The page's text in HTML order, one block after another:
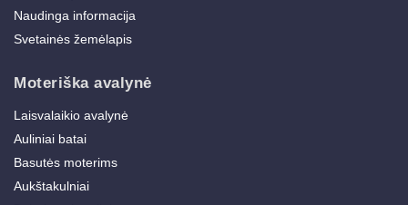
Naudinga informacija
Svetainės žemėlapis
Moteriška avalynė
Laisvalaikio avalynė
Auliniai batai
Basutės moterims
Aukštakulniai